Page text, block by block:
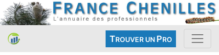
TROUVER UN PRO